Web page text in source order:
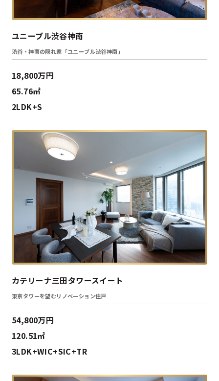
ユニーブル渋谷神南
渋谷・神南の隠れ家「ユニーブル渋谷神南」
18,800万円
65.76㎡
2LDK+S
カテリーナ三田タワースイート
東京タワーを望むリノベーション住戸
54,800万円
120.51㎡
3LDK+WIC+SIC+TR